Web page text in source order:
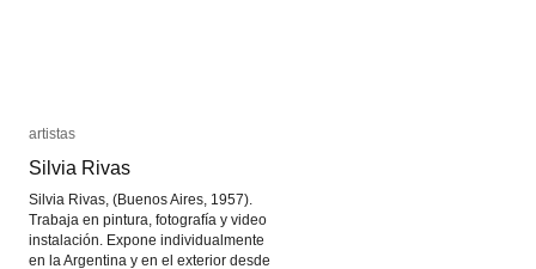
artistas
Silvia Rivas
Silvia Rivas, (Buenos Aires, 1957).
Trabaja en pintura, fotografía y video
instalación. Expone individualmente
en la Argentina y en el exterior desde
artistas
Silvia Rivas